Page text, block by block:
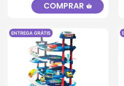
COMPRAR shopping_basket
ENTREGA GRÁTIS